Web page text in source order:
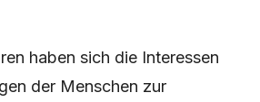
haben sich die Interessen
der Menschen zur